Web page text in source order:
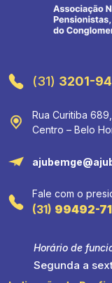
(31) 3201-
Rua Curitiba
Centro – Belo
Fale com o
(31) 99492-
Horário de
Segunda a